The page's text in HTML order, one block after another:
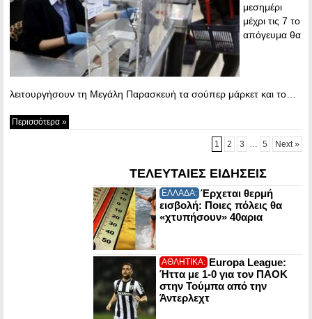
μεσημέρι
μέχρι τις 7 το
απόγευμα θα
λειτουργήσουν τη Μεγάλη Παρασκευή τα σούπερ μάρκετ και το…
Περισσότερα »
1 2 3 5 Next »
ΤΕΛΕΥΤΑΙΕΣ ΕΙΔΗΣΕΙΣ
ΕΛΛΑΔΑ: Έρχεται θερμή
εισβολή: Ποιες πόλεις θα
«χτυπήσουν» 40αρια
ΑΘΛΗΤΙΚΑ: Europa League:
Ήττα με 1-0 για τον ΠΑΟΚ
στην Τούμπα από την
Άντερλεχτ